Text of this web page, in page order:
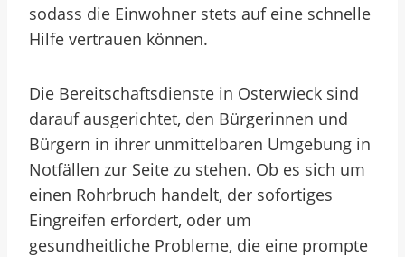
sodass die Einwohner stets auf eine schnelle
Hilfe vertrauen können.
Die Bereitschaftsdienste in Osterwieck sind
darauf ausgerichtet, den Bürgerinnen und
Bürgern in ihrer unmittelbaren Umgebung in
Notfällen zur Seite zu stehen. Ob es sich um
einen Rohrbruch handelt, der sofortiges
Eingreifen erfordert, oder um
gesundheitliche Probleme, die eine prompte